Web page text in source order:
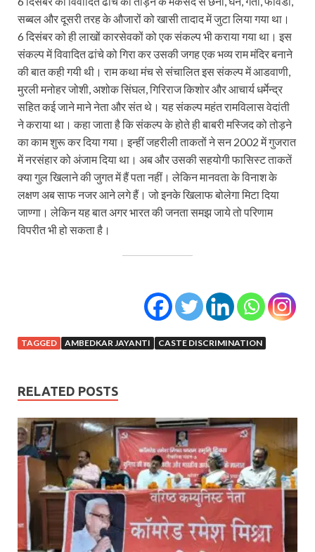
सब्बल और दूसरी तरह के औजारों को खासी तादाद में जुटा लिया गया था।
6 दिसंबर को ही लाखों कारसेवकों को एक संकल्प भी कराया गया था। इस
संकल्प में विवादित ढांचे को गिरा कर उसकी जगह एक भव्य राम मंदिर बनाने
की बात कही गयी थी। राम कथा मंच से संचालित इस संकल्प में आडवाणी,
मुरली मनोहर जोशी, अशोक सिंघल, गिरिराज किशोर और आचार्य धर्मेन्द्र
सहित कई जाने माने नेता और संत थे। यह संकल्प महंत रामविलास वेदांती
ने कराया था। कहा जाता है कि संकल्प के होते ही बाबरी मस्जिद को तोड़ने
का काम शुरू कर दिया गया। इन्हीं जहरीली ताकतों ने सन 2002 में गुजरात
में नरसंहार को अंजाम दिया था। अब और उसकी सहयोगी फासिस्ट ताकतें
क्या गुल खिलाने की जुगत में हैं पता नहीं। लेकिन मानवता के विनाश के
लक्षण अब साफ नजर आने लगे हैं। जो इनके खिलाफ बोलेगा मिटा दिया
जाण्‍गा। लेकिन यह बात अगर भारत की जनता समझ जाये तो परिणाम
विपरीत भी हो सकता है।
TAGGED AMBEDKAR JAYANTI CASTE DISCRIMINATION
RELATED POSTS